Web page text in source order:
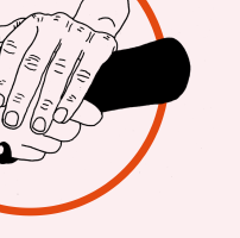
nicht in die Liste der
Bei einer
Geldbuße in Höhe
Doch der Schaden
Sprecher der
2012